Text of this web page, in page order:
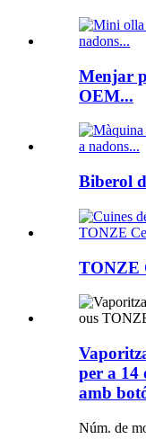
Menjar
OEM...
Biberol
TONZE
per a 14
amb
Núm. de